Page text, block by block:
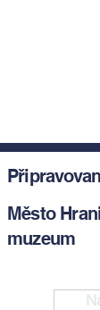
Město
muzeum